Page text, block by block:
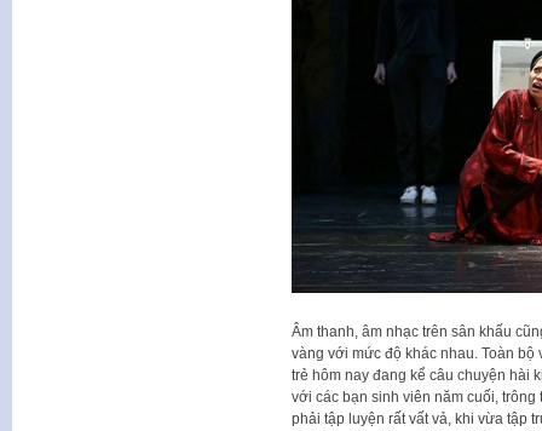
Âm thanh, âm nhạc trên sân khấu
vàng với mức độ khác nhau. Toàn
trẻ hôm nay đang kể câu chuyện hài
với các bạn sinh viên năm cuối,
phải tập luyện rất vất vả, khi vừa tập